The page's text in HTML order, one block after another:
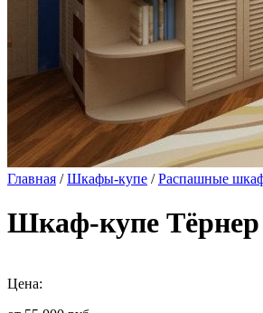
Главная /Шкафы-купе /Распашные
Шкаф-купе Тёрнер
Цена: